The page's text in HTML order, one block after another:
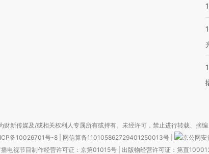
财新传媒及/或相关权利人专属所有或持有。未经许可，禁止进行转载、摘编
备10026701号-8 网信算备110105862729401250013号
京公网
播电视节目制作经营许可证：京第01015号| 出版物经营许可证：第直